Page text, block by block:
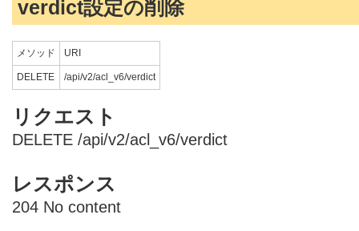
verdict設定の削除
メソッド URI
DELETE /api/v2/acl_v6/verdict
リクエスト
DELETE /api/v2/acl_v6/verdict
レスポンス
204 No content